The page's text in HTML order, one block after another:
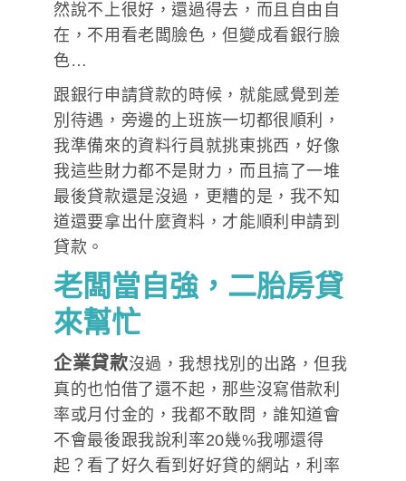
然說不上很好，還過得去，而且自由自
在，不用看老闆臉色，但變成看銀行臉
色…
跟銀行申請貸款的時候，就能感覺到差
別待遇，旁邊的上班族一切都很順利，
我準備來的資料行員就挑東挑西，好像
我這些財力都不是財力，而且搞了一堆
最後貸款還是沒過，更糟的是，我不知
道還要拿出什麼資料，才能順利申請到
貸款。
老闆當自強，二胎房貸
來幫忙
企業貸款沒過，我想找別的出路，但我
真的也怕借了還不起，那些沒寫借款利
率或月付金的，我都不敢問，誰知道會
不會最後跟我說利率20幾%我哪還得
起？看了好久看到好好貸的網站，利率